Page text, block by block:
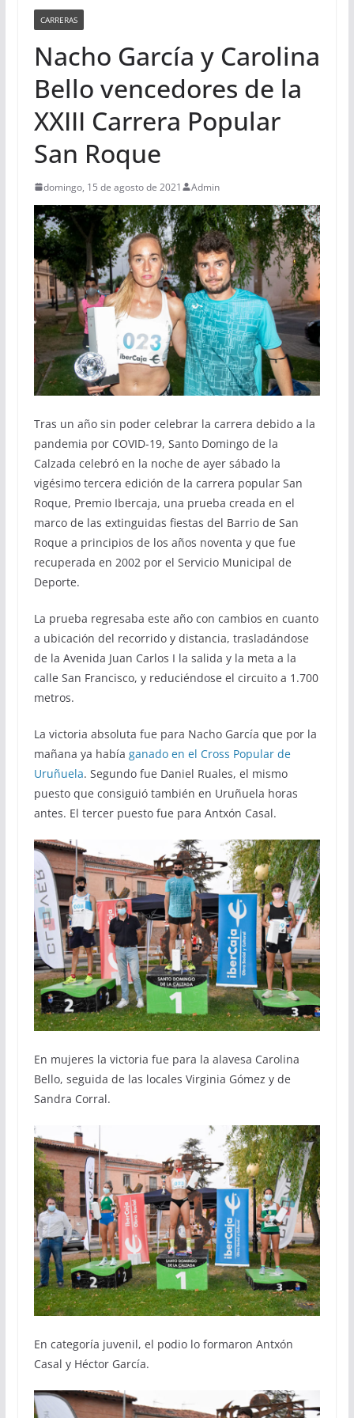
CARRERAS
Nacho García y Carolina
Bello vencedores de la
XXIII Carrera Popular
San Roque
domingo, 15 de agosto de 2021 Admin
Tras un año sin poder celebrar la carrera debido a la
pandemia por COVID-19, Santo Domingo de la
Calzada celebró en la noche de ayer sábado la
vigésimo tercera edición de la carrera popular San
Roque, Premio Ibercaja, una prueba creada en el
marco de las extinguidas fiestas del Barrio de San
Roque a principios de los años noventa y que fue
recuperada en 2002 por el Servicio Municipal de
Deporte.
La prueba regresaba este año con cambios en cuanto
a ubicación del recorrido y distancia, trasladándose
de la Avenida Juan Carlos I la salida y la meta a la
calle San Francisco, y reduciéndose el circuito a 1.700
metros.
La victoria absoluta fue para Nacho García que por la
mañana ya había ganado en el Cross Popular de
Uruñuela. Segundo fue Daniel Ruales, el mismo
puesto que consiguió también en Uruñuela horas
antes. El tercer puesto fue para Antxón Casal.
En mujeres la victoria fue para la alavesa Carolina
Bello, seguida de las locales Virginia Gómez y de
Sandra Corral.
En categoría juvenil, el podio lo formaron Antxón
Casal y Héctor García.